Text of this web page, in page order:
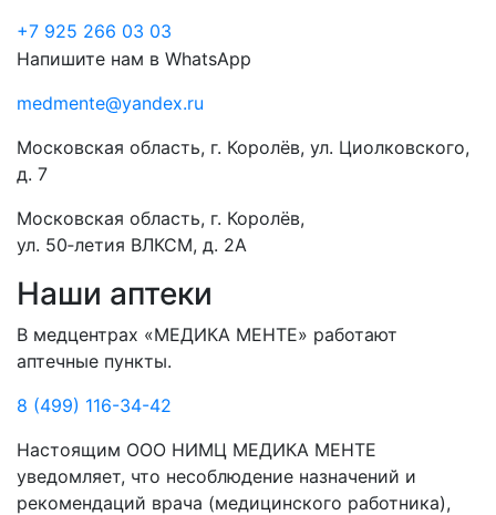
+7 925 266 03 03
Напишите нам в WhatsApp
medmente@yandex.ru
Московская область, г. Королёв, ул. Циолковского,
д. 7
Московская область, г. Королёв,
ул. 50‑летия ВЛКСМ, д. 2А
Наши аптеки
В медцентрах «МЕДИКА МЕНТЕ» работают
аптечные пункты.
8 (499) 116-34-42
Настоящим ООО НИМЦ МЕДИКА МЕНТЕ
уведомляет, что несоблюдение назначений и
рекомендаций врача (медицинского работника),